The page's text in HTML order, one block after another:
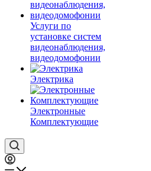
Услуги по
установке систем
видеонаблюдения,
видеодомофонии
Электрика
Электронные
Комплектующие